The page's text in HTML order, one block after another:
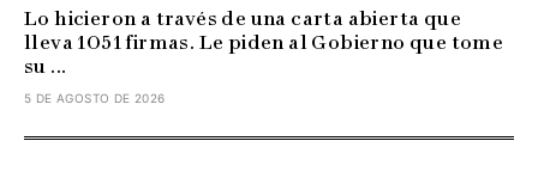
Lo hicieron a través de una carta abierta que
lleva 1051 firmas. Le piden al Gobierno que tome
su ...
5 DE AGOSTO DE 2026